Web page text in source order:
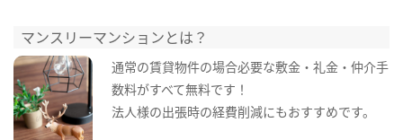
マンスリーマンションとは？
通常の賃貸物件の場合必要な敷金・礼金・仲介手
数料がすべて無料です！
法人様の出張時の経費削減にもおすすめです。